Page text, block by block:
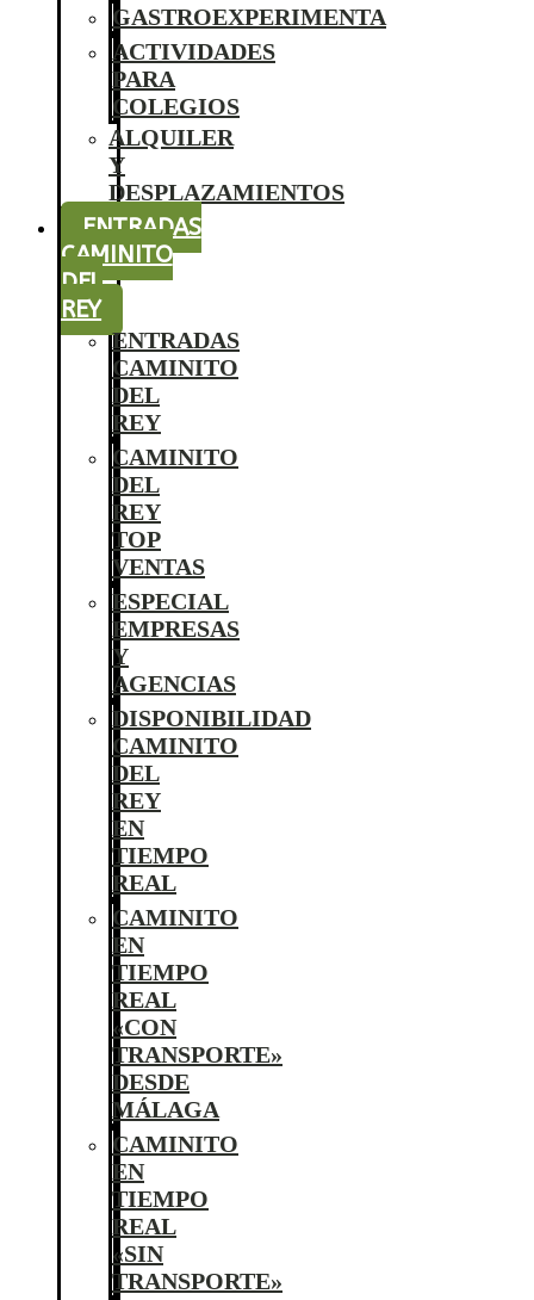
GASTROEXPERIMENTA
ACTIVIDADES
PARA
COLEGIOS
ALQUILER
Y
DESPLAZAMIENTOS
ENTRADAS
CAMINITO
DEL
REY
ENTRADAS
CAMINITO
DEL
REY
CAMINITO
DEL
REY
TOP
VENTAS
ESPECIAL
EMPRESAS
Y
AGENCIAS
DISPONIBILIDAD
CAMINITO
DEL
REY
EN
TIEMPO
REAL
CAMINITO
EN
TIEMPO
REAL
«CON
TRANSPORTE»
DESDE
MÁLAGA
CAMINITO
EN
TIEMPO
REAL
«SIN
TRANSPORTE»